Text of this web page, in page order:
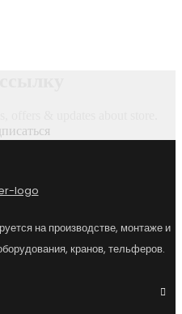
на производстве, монтаже и
кранов, тельферов.